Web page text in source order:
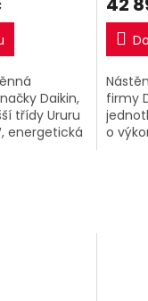
Daikin,
třídy Ururu
energetická
firmy
o